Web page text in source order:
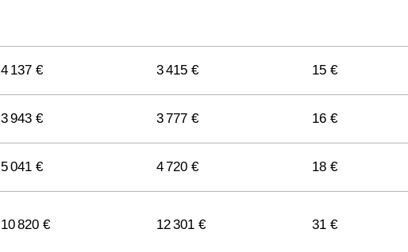
4 137 € 3 415 € 15 €
3 943 € 3 777 € 16 €
5 041 € 4 720 € 18 €
10 820 € 12 301 € 31 €